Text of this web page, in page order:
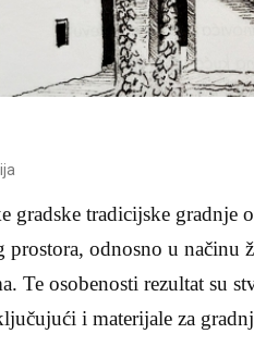
gradske tradicijske gradnje
prostora, odnosno u
Te osobenosti rezultat su
i materijale za